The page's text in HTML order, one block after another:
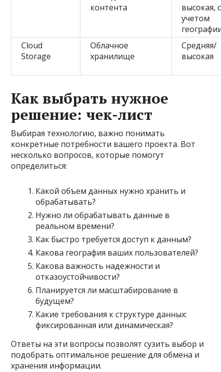
контента
высокая, с
учетом
Cloud
Storage
Облачное
хранилище
Средняя/
высокая
Как выбрать нужное
решение: чек-лист
Выбирая технологию, важно понимать
конкретные потребности вашего проекта. Вот
несколько вопросов, которые помогут
определиться:
Какой объем данных нужно хранить и
обрабатывать?
Нужно ли обрабатывать данные в
реальном времени?
Как быстро требуется доступ к данным?
Какова география ваших пользователей?
Какова важность надежности и
отказоустойчивости?
Планируется ли масштабирование в
будущем?
Какие требования к структуре данных:
фиксированная или динамическая?
Ответы на эти вопросы позволят сузить выбор и
подобрать оптимальное решение для обмена и
хранения информации.